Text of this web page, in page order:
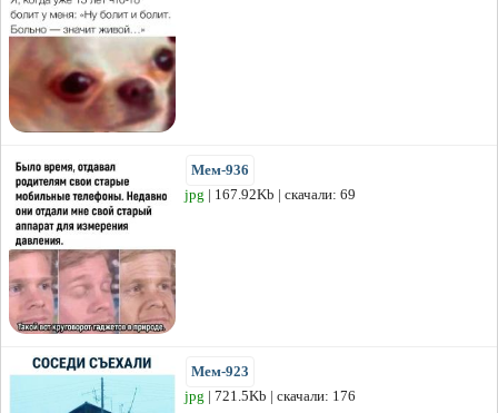
Мем-936
jpg | 167.92Kb | скачали: 69
Мем-923
jpg | 721.5Kb | скачали: 176